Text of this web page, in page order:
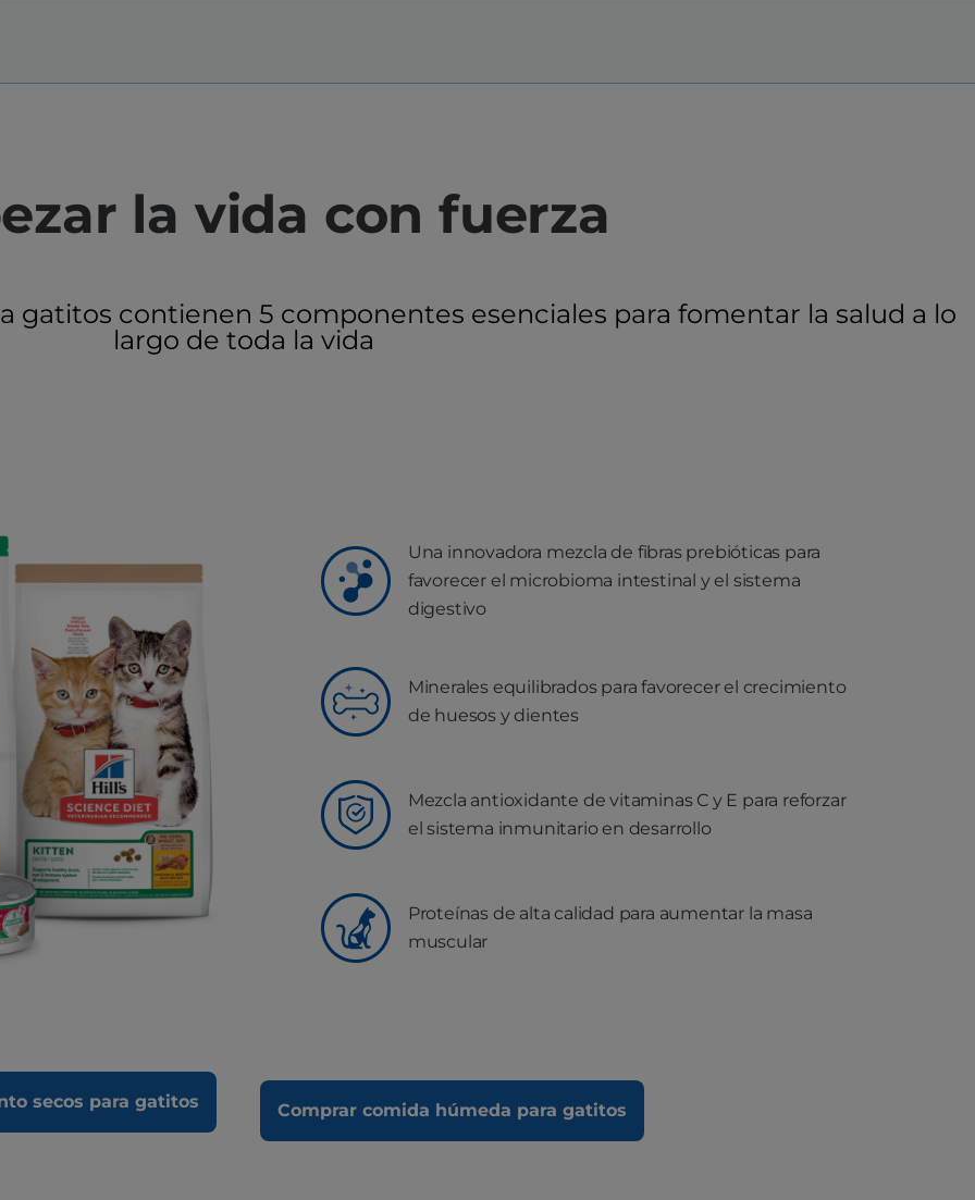
la vida con fuerza
gatitos contienen 5 componentes esenciales para fomentar la salud a lo
largo de toda la vida
Una innovadora mezcla de fibras prebióticas para
favorecer el microbioma intestinal y el sistema
digestivo
Minerales equilibrados para favorecer el crecimiento
de huesos y dientes
Mezcla antioxidante de vitaminas C y E para reforzar
el sistema inmunitario en desarrollo
Proteínas de alta calidad para aumentar la masa
muscular
secos para gatitos Comprar comida húmeda para gatitos